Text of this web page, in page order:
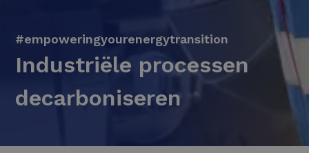
#empoweringyourenergytransition
Industriële processen
decarboniseren